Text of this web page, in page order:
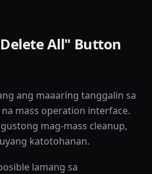
All" Button
ang maaaring tanggalin sa
mass operation interface.
mag-mass cleanup,
katotohanan.
lamang sa